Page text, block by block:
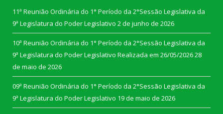
11ª Reunião Ordinária do 1° Período da 2°Sessão Legislativa da
9ª Legislatura do Poder Legislativo 2 de junho de 2026
10ª Reunião Ordinária do 1° Período da 2°Sessão Legislativa da
9ª Legislatura do Poder Legislativo Realizada em 26/05/202628
de maio de 2026
09ª Reunião Ordinária do 1° Período da 2°Sessão Legislativa da
9ª Legislatura do Poder Legislativo 19 de maio de 2026